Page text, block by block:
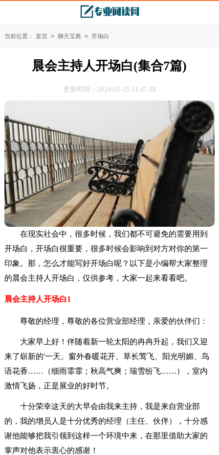
当前位置： 首页 > 聊天宝典 > 开场白
晨会主持人开场白(集合7篇)
更新时间：2024-02-25 11:47:48
在现实社会中，很多时候，我们都不可避免的需要用到
开场白，开场白很重要，很多时候会影响到对方对你的第一
印象。那，怎么才能写好开场白呢？以下是小编帮大家整理
的晨会主持人开场白，仅供参考，大家一起来看看吧。
晨会主持人开场白1
尊敬的经理，尊敬的各位营业部经理，亲爱的伙伴们：
大家早上好！伴随着新一轮太阳的冉冉升起，我们又迎
来了崭新的'一天。窗外春暖花开、草长莺飞、阳光明媚、鸟
语花香……（细雨霏霏；秋高气爽；瑞雪纷飞……），室内
激情飞扬，正是展业的好时节。
十分荣幸这天的大早会由我来主持，我是来自营业部
的，我的增员人是十分优秀的经理（主任、伙伴），十分感
谢他能够把我引领到这样一个环境中来，在那里借助大家的
掌声对他表示衷心的感谢！